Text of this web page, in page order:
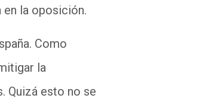
la oposición.
Como
la
Quizá esto no se